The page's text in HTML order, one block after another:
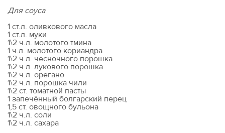
Для соуса
1 ст.л. оливкового масла
1 ст.л. муки
1\2 ч.л. молотого тмина
1 ч.л. молотого кориандра
1\2 ч.л. чесночного порошка
1\2 ч.л. лукового порошка
1\2 ч.л. орегано
1\2 ч.л. порошка чили
1\2 ст. томатной пасты
1 запечённый болгарский перец
1,5 ст. овощного бульона
1\2 ч.л. соли
1\2 ч.л. сахара